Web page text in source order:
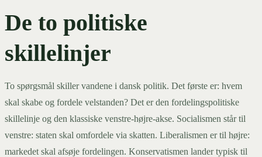
De to politiske
skillelinjer
To spørgsmål skiller vandene i dansk politik. Det første er: hvem
skal skabe og fordele velstanden? Det er den fordelingspolitiske
skillelinje og den klassiske venstre-højre-akse. Socialismen står til
venstre: staten skal omfordele via skatten. Liberalismen er til højre:
markedet skal afsøje fordelingen. Konservatismen lander typisk til